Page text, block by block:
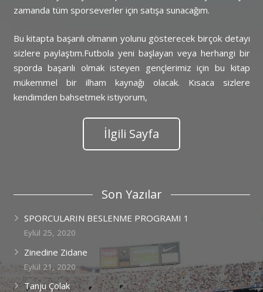
zamanda tüm sporseverler için satışa sunacağım.
Bu kitapta başarılı olmanın yolunu gösterecek birçok detayı
sizlere paylaştım.Futbola yeni başlayan veya herhangi bir
sporda başarılı olmak isteyen gençlerimiz için bu kitap
mükemmel bir ilham kaynağı olacak. Kısaca sizlere
kendimden bahsetmek istiyorum,
İlgili Sayfa
Son Yazılar
SPORCULARIN BESLENME PROGRAMI 1
Eylül 25, 2020
Zinedine Zidane
Eylül 21, 2020
Tanju Çolak